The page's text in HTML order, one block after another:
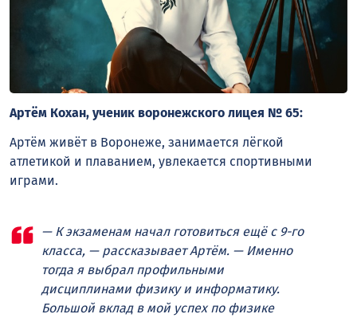
Артём Кохан, ученик воронежского лицея № 65:
Артём живёт в Воронеже, занимается лёгкой
атлетикой и плаванием, увлекается спортивными
играми.
— К экзаменам начал готовиться ещё с 9-го
класса, — рассказывает Артём. — Именно
тогда я выбрал профильными
дисциплинами физику и информатику.
Большой вклад в мой успех по физике